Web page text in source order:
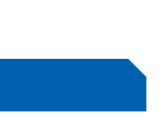
ア
宇